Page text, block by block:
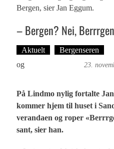
Bergen, sier Jan Eggum.
– Bergen? Nei,
Aktuelt Bergenseren
og
23.
På Lindmo nylig fortalte
kommer hjem til huset i
verandaen og roper
sant, sier han.